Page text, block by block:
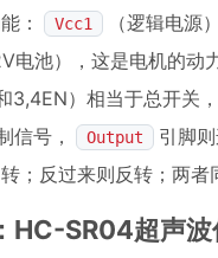
： Vcc1
（逻辑电源
电池），这是电机的
3,4EN）相当于总开关
信号，
Output
引脚
；反过来则反转；两者
HC-SR04超声波